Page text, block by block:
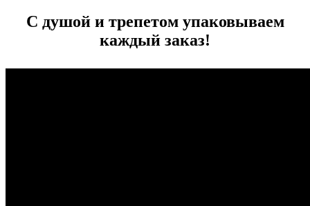
С душой и трепетом упаковываем
каждый заказ!